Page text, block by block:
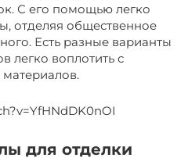
С его помощью легко
отделяя общественное
Есть разные варианты
легко воплотить с
для отделки